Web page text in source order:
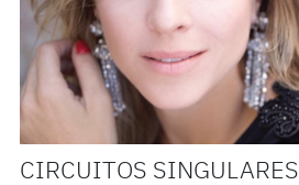
CIRCUITOS SINGULARES